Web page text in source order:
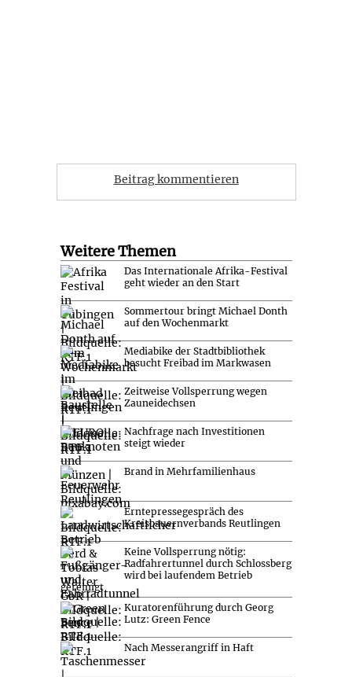
Beitrag kommentieren
Weitere Themen
Das Internationale Afrika-Festival
geht wieder an den Start
Sommertour bringt Michael Donth
auf den Wochenmarkt
Mediabike der Stadtbibliothek
besucht Freibad im Markwasen
Zeitweise Vollsperrung wegen
Zauneidechsen
Nachfrage nach Investitionen
steigt wieder
Brand in Mehrfamilienhaus
Erntepressegespräch des
Kreisbauernverbands Reutlingen
Keine Vollsperrung nötig:
Radfahrertunnel durch Schlossberg
wird bei laufendem Betrieb
gereinigt
Kuratorenführung durch Georg
Lutz: Green Fence
Nach Messerangriff in Haft